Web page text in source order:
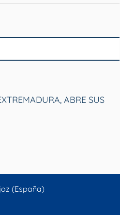
ABRE SUS
(España)